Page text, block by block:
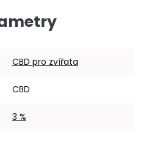
CBD pro zvířata
CBD
3 %